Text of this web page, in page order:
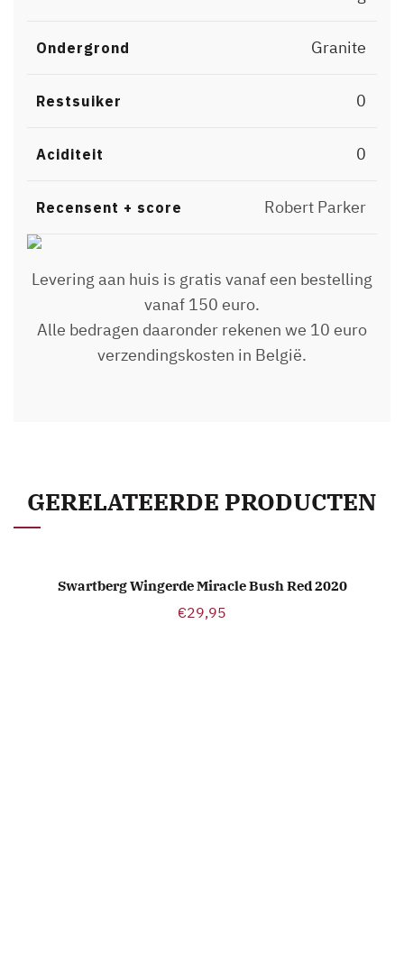
Ondergrond Granite
Restsuiker 0
Aciditeit 0
Recensent + score Robert Parker
Levering aan huis is gratis vanaf een bestelling
vanaf 150 euro.
Alle bedragen daaronder rekenen we 10 euro
verzendingskosten in België.
GERELATEERDE PRODUCTEN
TOEVOEGEN AAN WINKELWAGEN
Swartberg Wingerde Miracle Bush Red 2020
€29,95